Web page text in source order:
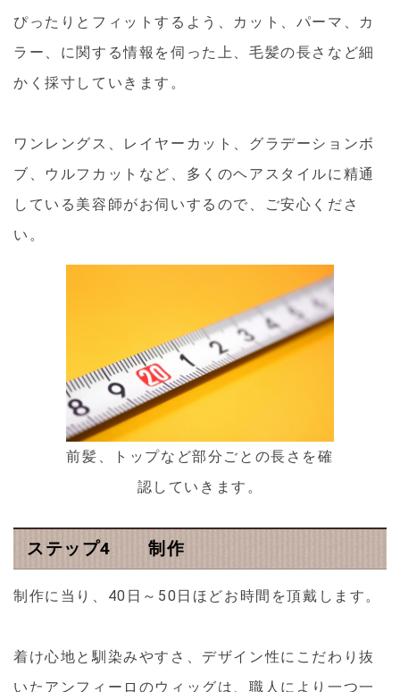
ぴったりとフィットするよう、カット、パーマ、カ
ラー、に関する情報を伺った上、毛髪の長さなど細
かく採寸していきます。
ワンレングス、レイヤーカット、グラデーションボ
ブ、ウルフカットなど、多くのヘアスタイルに精通
している美容師がお伺いするので、ご安心くださ
い。
前髪、トップなど部分ごとの長さを確
認していきます。
ステップ4 制作
制作に当り、40日～50日ほどお時間を頂戴します。
着け心地と馴染みやすさ、デザイン性にこだわり抜
いたアンフィーロのウィッグは、職人により一つ一